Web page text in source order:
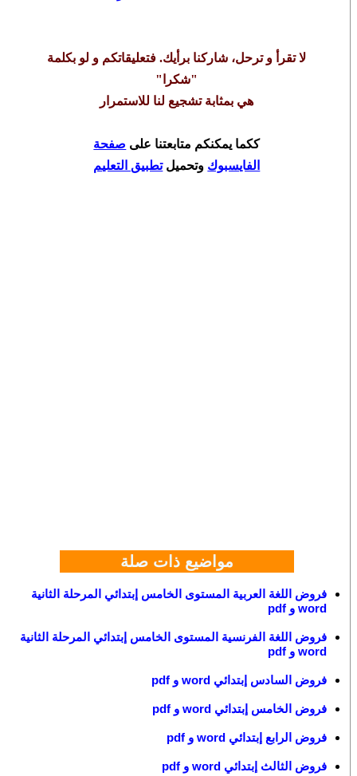
لا تقرأ و ترحل، شاركنا برأيك. فتعليقاتكم و لو بكلمة
"شكرا"
هي بمثابة تشجيع لنا للاستمرار
ككما يمكنكم متابعتنا على صفحة
الفايسبوك وتحميلتطبيق التعليم
مواضيع ذات صلة
فروض اللغة العربية المستوى الخامس إبتدائي المرحلة الثانية
word و pdf
فروض اللغة الفرنسية المستوى الخامس إبتدائي المرحلة الثانية
word و pdf
فروض السادس إبتدائي word و pdf
فروض الخامس إبتدائي word و pdf
فروض الرابع إبتدائي word و pdf
فروض الثالث إبتدائي word و pdf